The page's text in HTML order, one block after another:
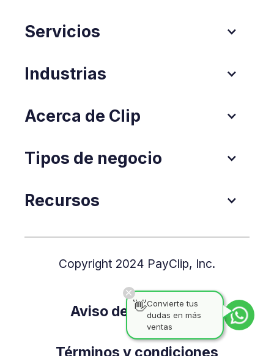
Servicios
Industrias
Acerca de Clip
Tipos de negocio
Recursos
Copyright 2024 PayClip, Inc.
Aviso de Privacidad
Términos y condiciones
👋Convierte tus
dudas en más
ventas